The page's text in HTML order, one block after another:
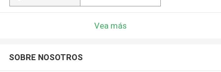
Vea más
SOBRE NOSOTROS